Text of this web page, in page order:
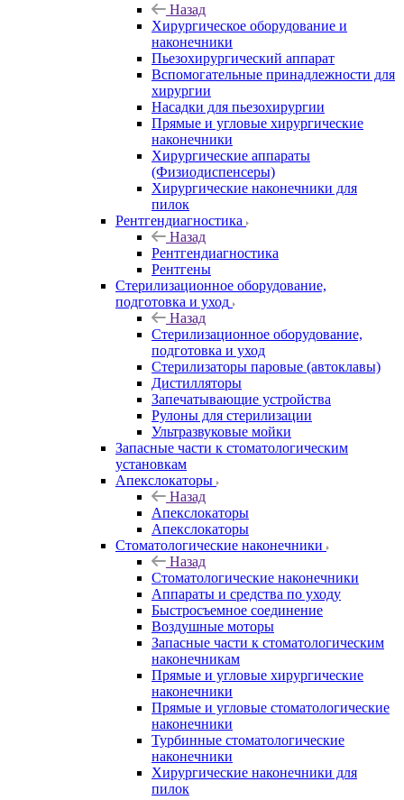
Назад
Хирургическое оборудование и
наконечники
Пьезохирургический аппарат
Вспомогательные принадлежности для
хирургии
Насадки для пьезохирургии
Прямые и угловые хирургические
наконечники
Хирургические аппараты
(Физиодиспенсеры)
Хирургические наконечники для
пилок
Рентгендиагностика
Назад
Рентгендиагностика
Рентгены
Стерилизационное оборудование,
подготовка и уход
Назад
Стерилизационное оборудование,
подготовка и уход
Стерилизаторы паровые (автоклавы)
Дистилляторы
Запечатывающие устройства
Рулоны для стерилизации
Ультразвуковые мойки
Запасные части к стоматологическим
установкам
Апекслокаторы
Назад
Апекслокаторы
Апекслокаторы
Стоматологические наконечники
Назад
Стоматологические наконечники
Аппараты и средства по уходу
Быстросъемное соединение
Воздушные моторы
Запасные части к стоматологическим
наконечникам
Прямые и угловые хирургические
наконечники
Прямые и угловые стоматологические
наконечники
Турбинные стоматологические
наконечники
Хирургические наконечники для
пилок